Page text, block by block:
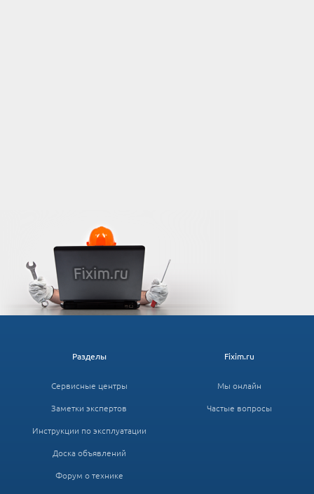
Fixim.ru
Мы онлайн
Частые вопросы
Разделы
Сервисные центры
Заметки экспертов
Инструкции по эксплуатации
Доска объявлений
Форум о технике